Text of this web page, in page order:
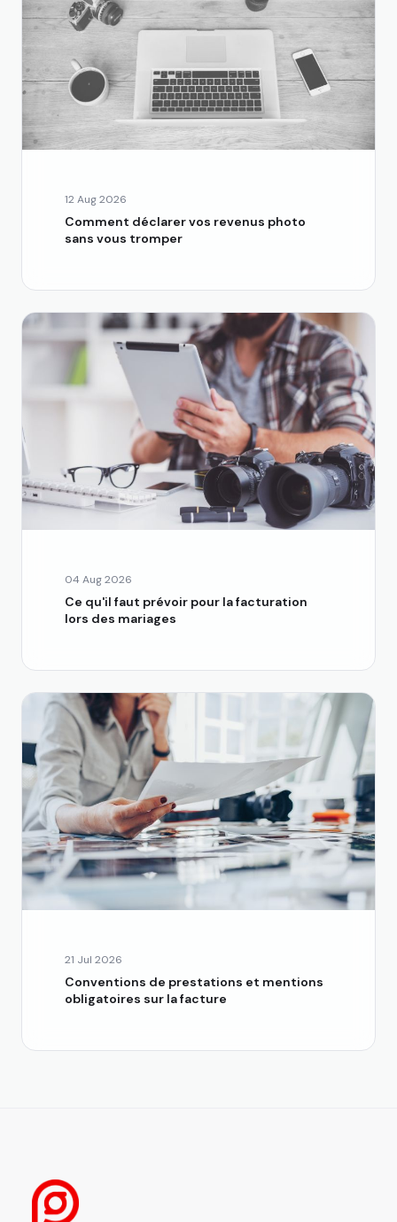
12 Aug 2026
Comment déclarer vos revenus photo
sans vous tromper
04 Aug 2026
Ce qu'il faut prévoir pour la facturation
lors des mariages
21 Jul 2026
Conventions de prestations et mentions
obligatoires sur la facture